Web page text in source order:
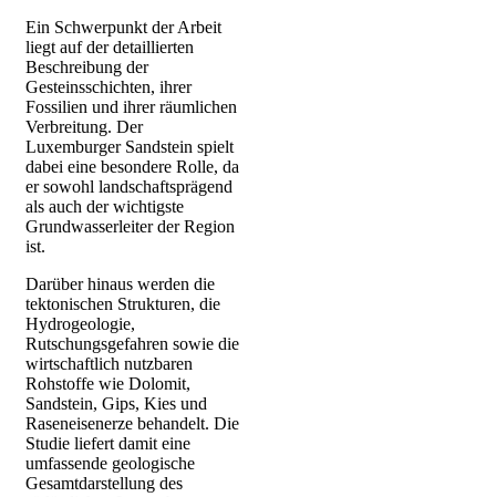
Ein Schwerpunkt der Arbeit
liegt auf der detaillierten
Beschreibung der
Gesteinsschichten, ihrer
Fossilien und ihrer räumlichen
Verbreitung. Der
Luxemburger Sandstein spielt
dabei eine besondere Rolle, da
er sowohl landschaftsprägend
als auch der wichtigste
Grundwasserleiter der Region
ist.
Darüber hinaus werden die
tektonischen Strukturen, die
Hydrogeologie,
Rutschungsgefahren sowie die
wirtschaftlich nutzbaren
Rohstoffe wie Dolomit,
Sandstein, Gips, Kies und
Raseneisenerze behandelt. Die
Studie liefert damit eine
umfassende geologische
Gesamtdarstellung des